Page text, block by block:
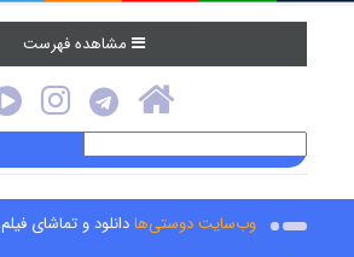
مشاهده فهرست
وب‌سایت دوستی‌هادانلود و تماشای فیلم